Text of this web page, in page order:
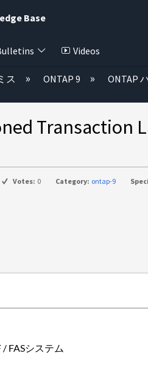
Base
Videos
展開/折りたたむ
ス ONTAP 9 ONTAP
Transaction
Votes: 0 Category: ontap-9
FASシステム